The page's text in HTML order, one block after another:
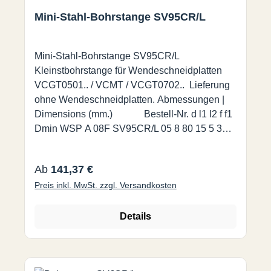
Mini-Stahl-Bohrstange SV95CR/L
Mini-Stahl-Bohrstange SV95CR/L
Kleinstbohrstange für Wendeschneidplatten
VCGT0501.. / VCMT / VCGT0702.. Lieferung
ohne Wendeschneidplatten. Abmessungen |
Dimensions (mm.) Bestell-Nr. d l1 l2 f f1
Dmin WSP A 08F SV95CR/L 05 8 80 15 5 3
07 12 125 28 9 3 15,5 A 16M SV95CR/L 07 16
150 36 11 3 19,5
Regulärer Preis:
Ab 141,37 €
Preis inkl. MwSt. zzgl. Versandkosten
Details